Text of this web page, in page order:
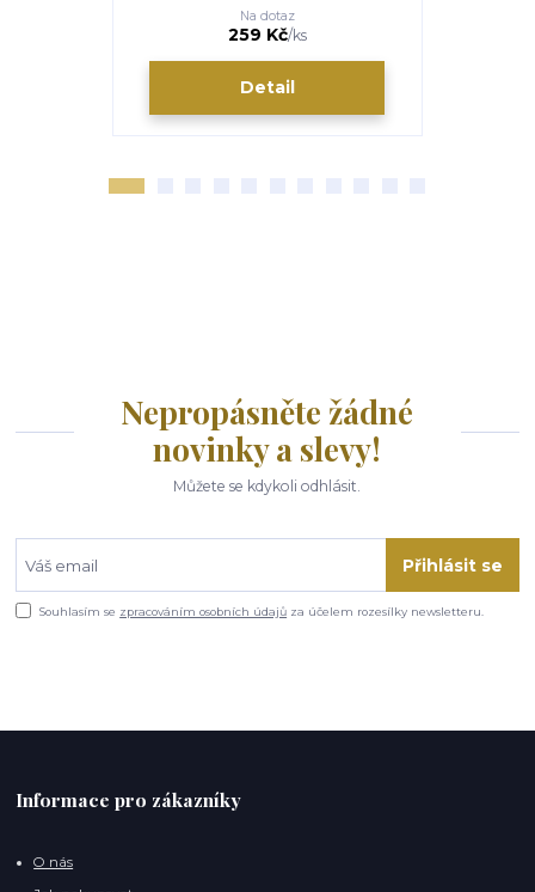
259 Kč/ks
Na dotaz
Detail
Nepropásněte žádné
novinky a slevy!
Můžete se kdykoli odhlásit.
Přihlásit se
Souhlasím se zpracováním osobních údajů za účelem rozesílky newsletteru.
Informace pro zákazníky
O nás